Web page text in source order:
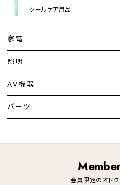
クールケア用品
家電
加湿器・空気清浄機
暖房機
調理家電
照明
シーリングライト
AV機器
テレビ
パーツ
会員限定のオト